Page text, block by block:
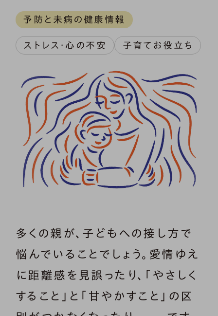
予防と未病の健康情報
ストレス・心の不安 子育てお役立ち
多くの親が、子どもへの接し方で
悩んでいることでしょう。愛情ゆえ
に距離感を見誤ったり、「やさしく
すること」と「甘やかすこと」の区